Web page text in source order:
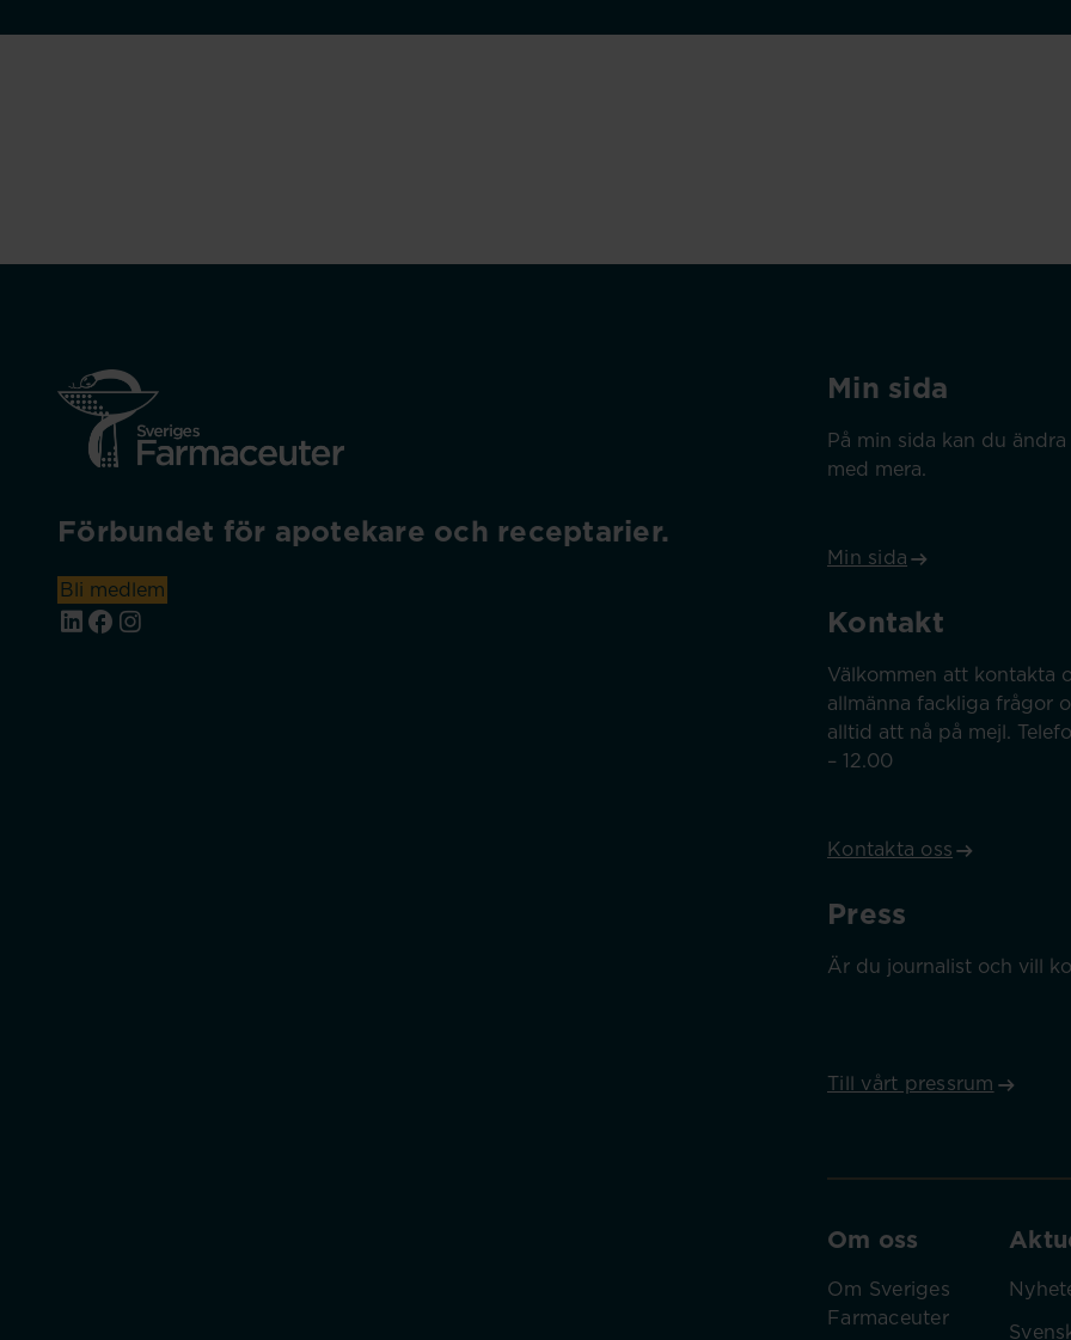
Förbundet för apotekare och receptarier.
Bli medlem
Min sida
På min sida kan du
med mera.
Min sida
Kontakt
Välkommen att kontakta
allmänna fackliga frågor
alltid att nå på mejl.
– 12.00
Kontakta oss
Press
Är du journalist och vill
Till vårt pressrum
Om oss
Om Sveriges
Farmaceuter